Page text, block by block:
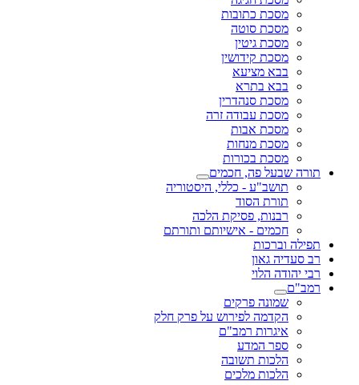
מסכת כתובות
מסכת סוטה
מסכת גיטין
מסכת קידושין
בבא מציעא
בבא בתרא
מסכת סנהדרין
מסכת עבודה זרה
מסכת אבות
מסכת מנחות
מסכת בכורות
תורה שבעל פה, חכמים
תושב"ע - כללי, היסטוריה
תורת הסוד
רבנות, פסיקת הלכה
חכמים - אישיותם ותורתם
תפילה וברכות
רב סעדיה גאון
רבי יהודה הלוי
רמב"ם
שמונה פרקים
הקדמה לפירוש על פרק חלק
איגרות רמב"ם
ספר המדע
הלכות תשובה
הלכות מלכים